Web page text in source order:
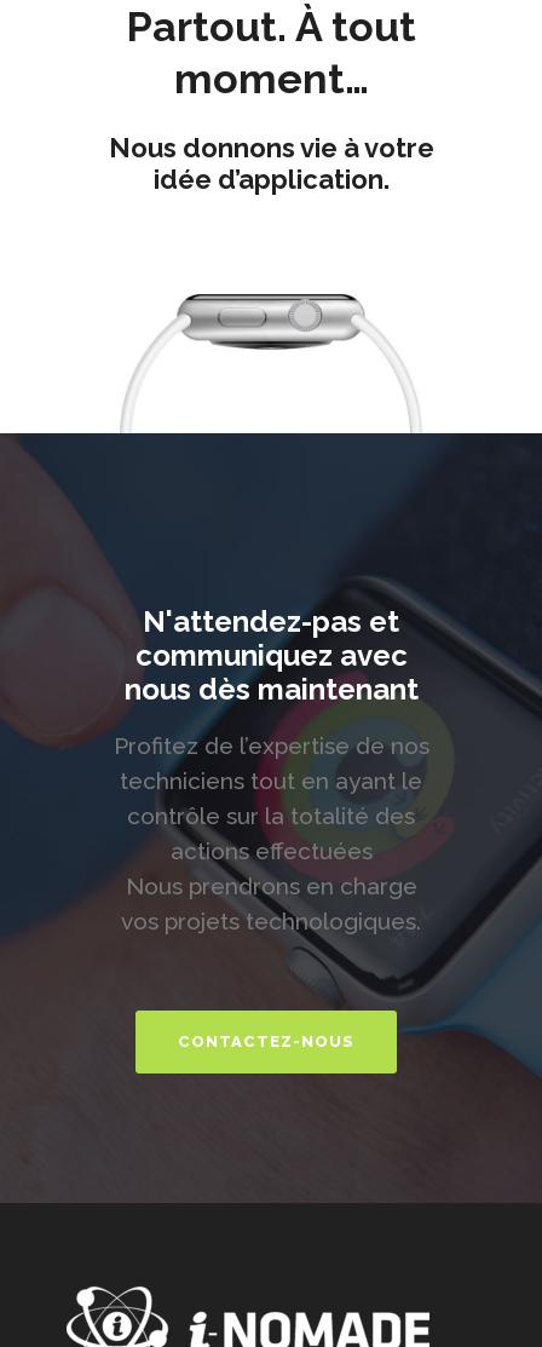
Partout. À tout
moment…
Nous donnons vie à votre
idée d’application.
N'attendez-pas et
communiquez avec
nous dès maintenant
Profitez de l’expertise de nos
techniciens tout en ayant le
contrôle sur la totalité des
actions effectuées
Nous prendrons en charge
vos projets technologiques.
CONTACTEZ-NOUS